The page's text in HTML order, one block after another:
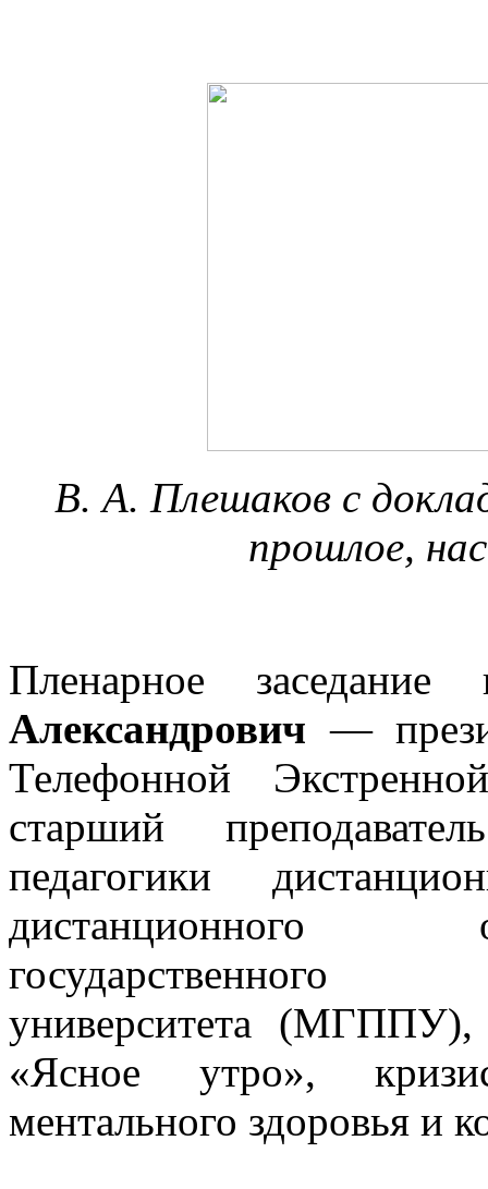
В. А. Плешаков с
прошлое,
Пленарное
Александрович —
Телефонной
старший
педагогики
дистанционного
государственного
университета
«Ясное утро»,
ментального здоровья и